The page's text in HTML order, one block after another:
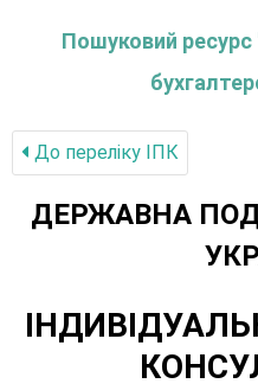
Пошуковий ресурс
До переліку IПК
ДЕРЖАВНА